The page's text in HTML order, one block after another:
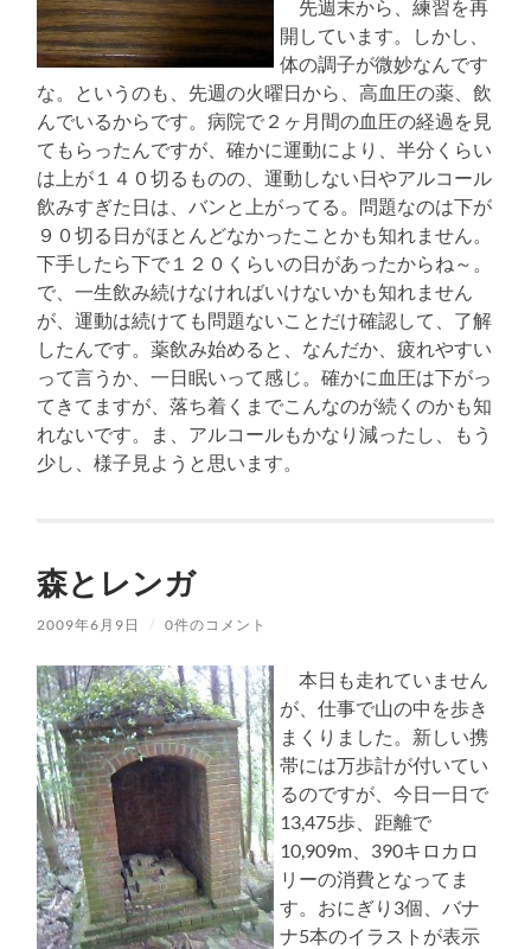
先週末から、練習を再
開しています。しかし、
体の調子が微妙なんです
な。というのも、先週の火曜日から、高血圧の薬、飲
んでいるからです。病院で２ヶ月間の血圧の経過を見
てもらったんですが、確かに運動により、半分くらい
は上が１４０切るものの、運動しない日やアルコール
飲みすぎた日は、バンと上がってる。問題なのは下が
９０切る日がほとんどなかったことかも知れません。
下手したら下で１２０くらいの日があったからね～。
で、一生飲み続けなければいけないかも知れません
が、運動は続けても問題ないことだけ確認して、了解
したんです。薬飲み始めると、なんだか、疲れやすい
って言うか、一日眠いって感じ。確かに血圧は下がっ
てきてますが、落ち着くまでこんなのが続くのかも知
れないです。ま、アルコールもかなり減ったし、もう
少し、様子見ようと思います。
森とレンガ
2009年6月9日 / 0件のコメント
本日も走れていません
が、仕事で山の中を歩き
まくりました。新しい携
帯には万歩計が付いてい
るのですが、今日一日で
13,475歩、距離で
10,909m、390キロカロ
リーの消費となってま
す。おにぎり3個、バナ
ナ5本のイラストが表示